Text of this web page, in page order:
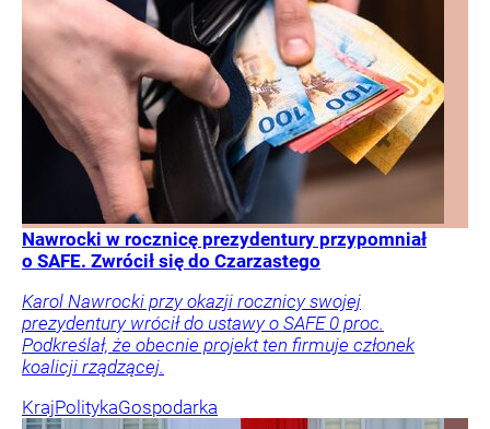
Nawrocki w rocznicę prezydentury przypomniał
o SAFE. Zwrócił się do Czarzastego
Karol Nawrocki przy okazji rocznicy swojej
prezydentury wrócił do ustawy o SAFE 0 proc.
Podkreślał, że obecnie projekt ten firmuje członek
koalicji rządzącej.
KrajPolitykaGospodarka